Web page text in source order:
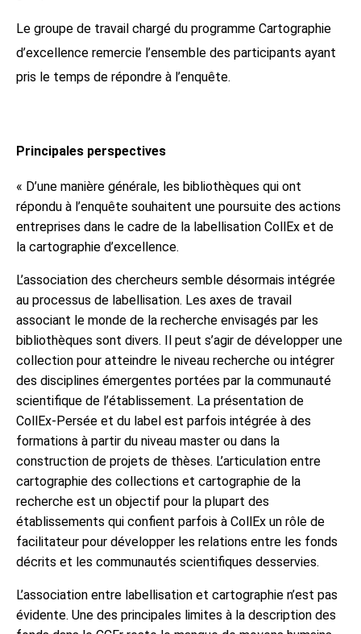
Le groupe de travail chargé du programme Cartographie
d’excellence remercie l’ensemble des participants ayant
pris le temps de répondre à l’enquête.
Principales perspectives
« D’une manière générale, les bibliothèques qui ont
répondu à l’enquête souhaitent une poursuite des actions
entreprises dans le cadre de la labellisation CollEx et de
la cartographie d’excellence.
L’association des chercheurs semble désormais intégrée
au processus de labellisation. Les axes de travail
associant le monde de la recherche envisagés par les
bibliothèques sont divers. Il peut s’agir de développer une
collection pour atteindre le niveau recherche ou intégrer
des disciplines émergentes portées par la communauté
scientifique de l’établissement. La présentation de
CollEx-Persée et du label est parfois intégrée à des
formations à partir du niveau master ou dans la
construction de projets de thèses. L’articulation entre
cartographie des collections et cartographie de la
recherche est un objectif pour la plupart des
établissements qui confient parfois à CollEx un rôle de
facilitateur pour développer les relations entre les fonds
décrits et les communautés scientifiques desservies.
L’association entre labellisation et cartographie n’est pas
évidente. Une des principales limites à la description des